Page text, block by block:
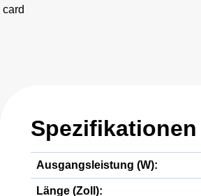
card
Spezifikationen
Ausgangsleistung (W):
Länge (Zoll):